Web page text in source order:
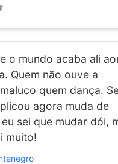
o mundo acaba ali
Quem não ouve a
quem dança.
agora muda de
sei que mudar dói,
muito!